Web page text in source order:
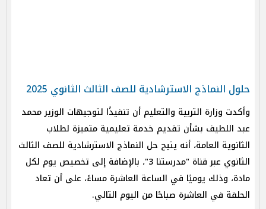
حلول النماذج الاسترشادية للصف الثالث الثانوي 2025
وأكدت وزارة التربية والتعليم أن تنفيذًا لتوجيهات الوزير محمد
عبد اللطيف بشأن تقديم خدمة تعليمية متميزة لطلاب
الثانوية العامة، أنه يتيح حل النماذج الاسترشادية للصف الثالث
الثانوي عبر قناة "مدرستنا 3"، بالإضافة إلى تخصيص يوم لكل
مادة، وذلك يوميًا في الساعة العاشرة مساءً، على أن تعاد
الحلقة في العاشرة صباحًا من اليوم التالي.